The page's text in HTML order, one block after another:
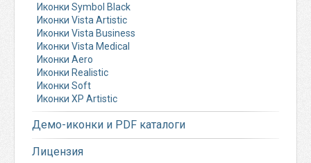
Иконки Symbol Black
Иконки Vista Artistic
Иконки Vista Business
Иконки Vista Medical
Иконки Aero
Иконки Realistic
Иконки Soft
Иконки XP Artistic
Демо-иконки и PDF каталоги
Лицензия